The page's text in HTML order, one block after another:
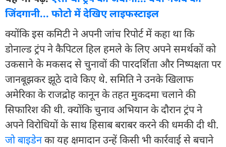
जिंदगानी... फोटो में देखिए लाइफस्टाइल
क्योंकि इस कमिटी ने अपनी जांच रिपोर्ट में कहा था कि
डोनाल्ड ट्रंप ने कैपिटल हिल हमले के लिए अपने समर्थकों को
उकसाने के मकसद से चुनावों की पारदर्शिता और निष्पक्षता पर
जानबूझकर झूठे दावे किए थे. समिति ने उनके खिलाफ
अमेरिका के राजद्रोह कानून के तहत मुकदमा चलाने की
सिफारिश की थी. क्योंकि चुनाव अभियान के दौरान ट्रंप ने
अपने विरोधियों के साथ हिसाब बराबर करने की धमकी दी थी.
जो बाइडेनका यह क्षमादान उन्हें किसी भी कार्रवाई से बचाने